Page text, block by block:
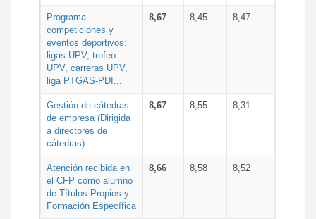
Programa
competiciones y
eventos deportivos:
ligas UPV, trofeo
UPV, carreras UPV,
liga PTGAS-PDI...
8,67 8,45 8,47
Gestión de cátedras
de empresa (Dirigida
a directores de
cátedras)
8,67 8,55 8,31
Atención recibida en
el CFP como alumno
de Títulos Propios y
Formación Específica
8,66 8,58 8,52